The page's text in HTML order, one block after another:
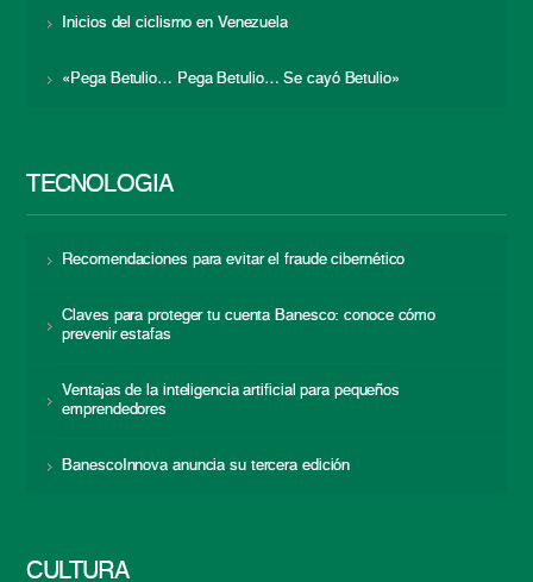
Inicios del ciclismo en Venezuela
«Pega Betulio… Pega Betulio… Se cayó Betulio»
TECNOLOGÍA
Recomendaciones para evitar el fraude cibernético
Claves para proteger tu cuenta Banesco: conoce cómo
prevenir estafas
Ventajas de la inteligencia artificial para pequeños
emprendedores
BanescoInnova anuncia su tercera edición
CULTURA